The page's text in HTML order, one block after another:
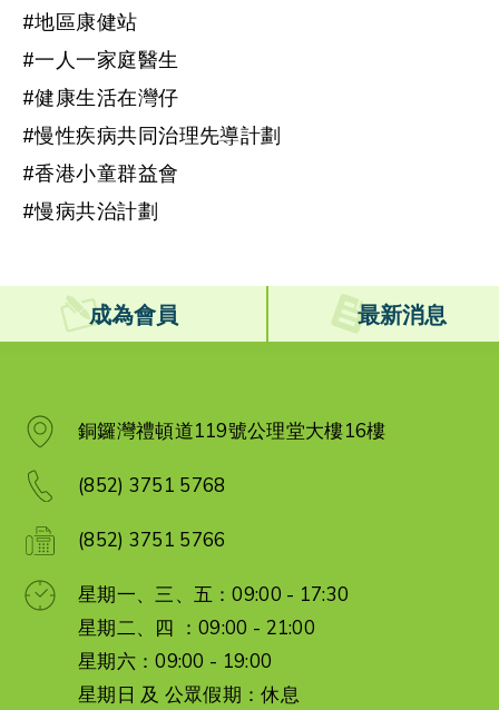
#地區康健站
#一人一家庭醫生
#健康生活在灣仔
#慢性疾病共同治理先導計劃
#香港小童群益會
#慢病共治計劃
成為會員 最新消息
銅鑼灣禮頓道119號公理堂大樓16樓
(852) 3751 5768
(852) 3751 5766
星期一、三、五：09:00 - 17:30
星期二、四 ：09:00 - 21:00
星期六：09:00 - 19:00
星期日 及 公眾假期：休息